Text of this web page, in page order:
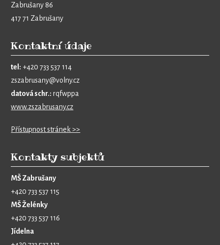
Zabrušany 86
417 71 Zabrušany
Kontaktní údaje
tel: +420 733 537 114
zszabrusany@volny.cz
datová schr.: rqfwppa
www.zszabrusany.cz
Přístupnost stránek >>
Kontakty subjektů
MŠ Zabrušany
+420 733 537 115
MŠ Želénky
+420 733 537 116
Jídelna